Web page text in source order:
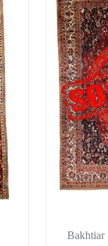
Bakhtiar